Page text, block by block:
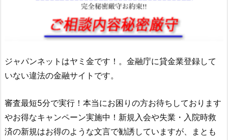
ジャパンネット はヤミ金です！。金融庁に貸金業登録して
いない違法の金融サイトです。
審査最短5分で実行！本当にお困りの方お待ちしております
やお得なキャンペーン実施中！新規入会や失業・入院時救
済の新規はお得のような文言 で勧誘していますが、まとも